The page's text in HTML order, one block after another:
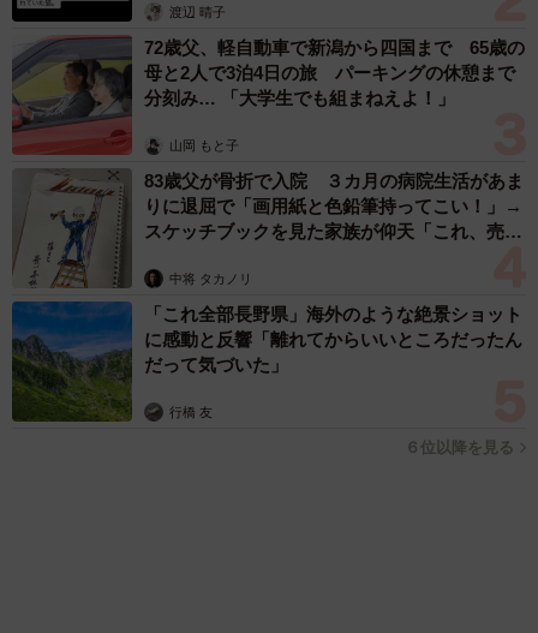
3/6
スライムをこねる研究者風の娘さん（提供：まぼさん）
「最後は、忍者にあこがれる娘の画像です」
「人生こそがバラエティー」 マレーシア移住を報告した菊地亜
美 子どもの教育考え「小学校へ入学するこのタイミングで挑
戦」
まいどなトピック
2026.08.06
「明日ひま？」 知り合いから唐突なメッセー